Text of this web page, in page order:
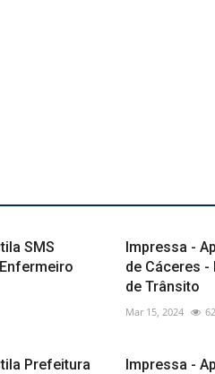
SMS
Impressa -
de Cáceres -
de Trânsito
Mar 15, 2024 62
Prefeitura
Impressa -